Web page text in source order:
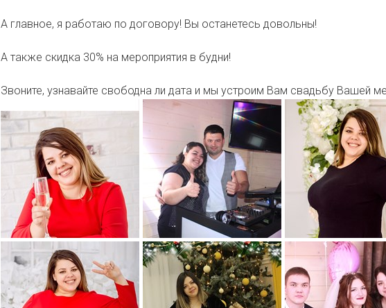
А главное, я работаю по договору! Вы останетесь довольны!
А также скидка 30% на мероприятия в будни!
Звоните, узнавайте свободна ли дата и мы устроим Вам свадьбу Вашей